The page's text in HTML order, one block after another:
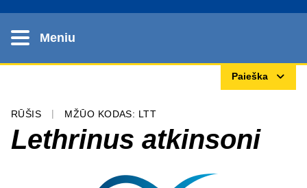
Meniu
Paieška
RŪŠIS MŽŪO KODAS: LTT
Lethrinus atkinsoni